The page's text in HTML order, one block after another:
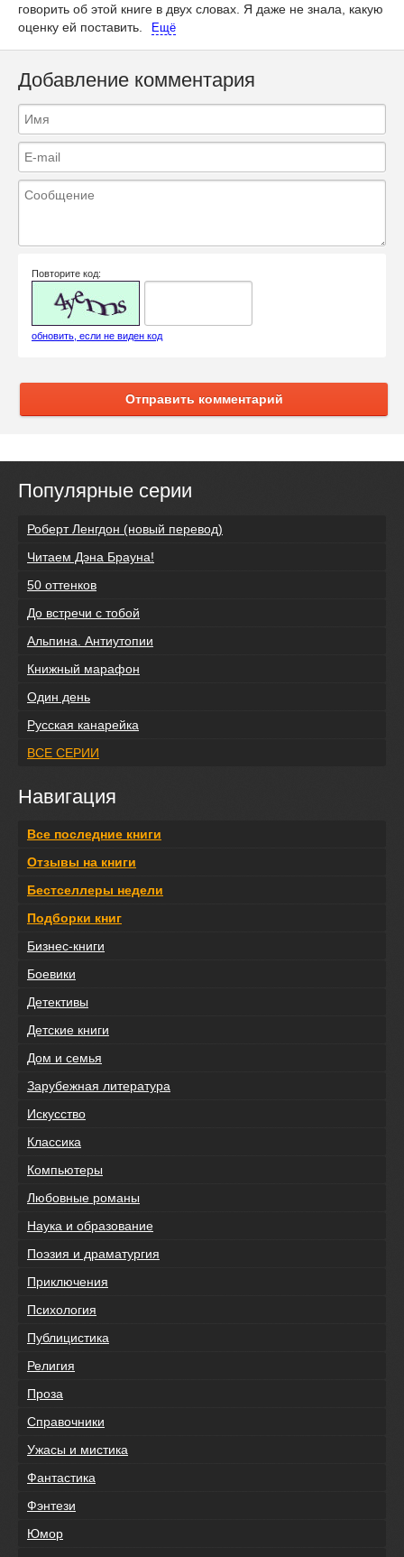
говорить об этой книге в двух словах. Я даже не знала, какую
оценку ей поставить.
Ещё
Добавление комментария
Повторите код:
обновить, если не виден код
Отправить комментарий
Популярные серии
Роберт Ленгдон (новый перевод)
Читаем Дэна Брауна!
50 оттенков
До встречи с тобой
Альпина. Антиутопии
Книжный марафон
Один день
Русская канарейка
ВСЕ СЕРИИ
Навигация
Все последние книги
Отзывы на книги
Бестселлеры недели
Подборки книг
Бизнес-книги
Боевики
Детективы
Детские книги
Дом и семья
Зарубежная литература
Искусство
Классика
Компьютеры
Любовные романы
Наука и образование
Поэзия и драматургия
Приключения
Психология
Публицистика
Религия
Проза
Справочники
Ужасы и мистика
Фантастика
Фэнтези
Юмор